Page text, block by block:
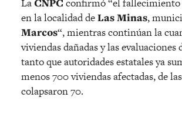
LaCNPC confirmó “el fallecimiento
en la localidad deLas Minas,
Marcos“, mientras continúan la
viviendas dañadas y las evaluaciones
tanto que autoridades estatales ya
menos 700 viviendas afectadas, de
colapsaron 70.